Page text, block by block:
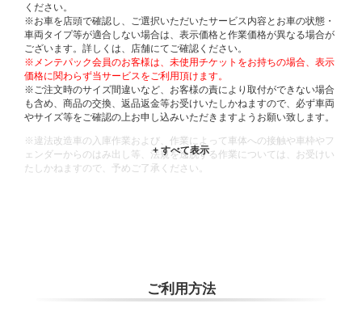
ください。
※お車を店頭で確認し、ご選択いただいたサービス内容とお車の状態・
車両タイプ等が適合しない場合は、表示価格と作業価格が異なる場合が
ございます。詳しくは、店舗にてご確認ください。
※メンテパック会員のお客様は、未使用チケットをお持ちの場合、表示
価格に関わらず当サービスをご利用頂けます。
※ご注文時のサイズ間違いなど、お客様の責により取付ができない場合
も含め、商品の交換、返品返金等お受けいたしかねますので、必ず車両
やサイズ等をご確認の上お申し込みいただきますようお願い致します。
※違法改造車の入庫作業および、作業によって車体への接触や車枠やフ
ェンダーからのはみ出し等、法規を逸脱する作業については、お受けい
たしかねますので、予めご了承ください。
ご利用方法